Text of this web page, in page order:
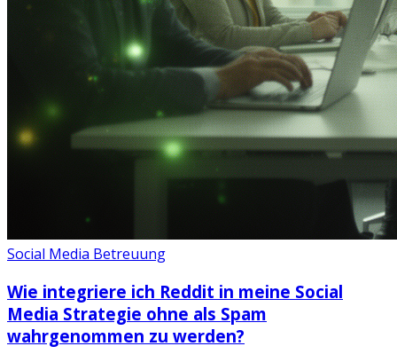
Social Media Betreuung
Wie integriere ich Reddit in meine Social
Media Strategie ohne als Spam
wahrgenommen zu werden?